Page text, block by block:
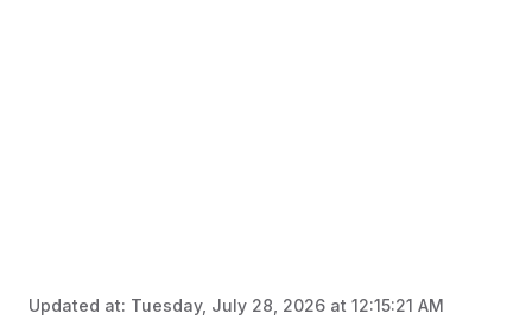
Updated at: Tuesday, July 28, 2026 at 12:15:21 AM